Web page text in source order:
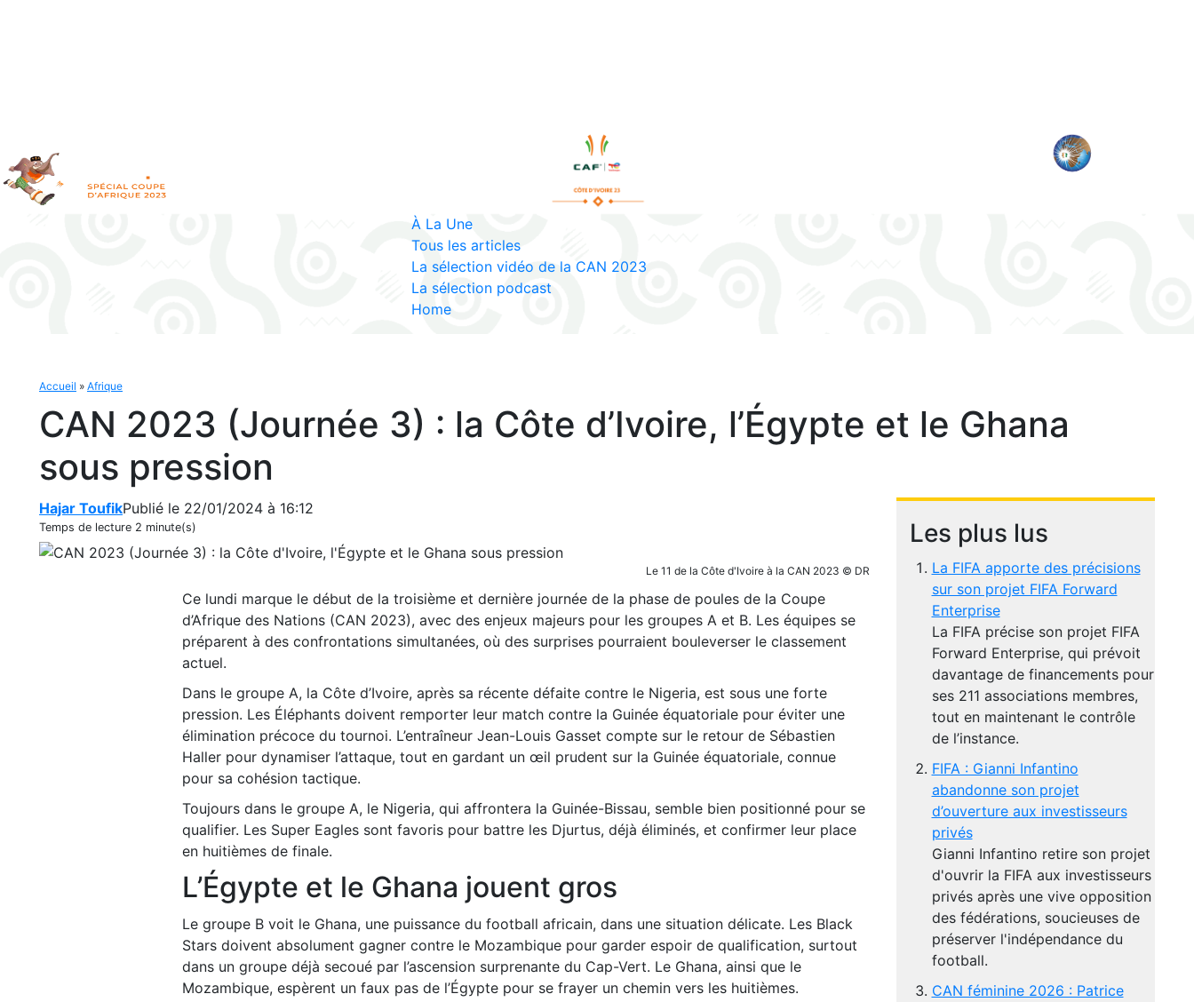
À La Une
Tous les articles
La sélection vidéo de la CAN 2023
La sélection podcast
Home
Accueil » Afrique
CAN 2023 (Journée 3) : la Côte d’Ivoire, l’Égypte et le Ghana
sous pression
Hajar ToufikPublié le 22/01/2024 à 16:12
Temps de lecture 2 minute(s)
Le 11 de la Côte d'Ivoire à la CAN 2023 © DR
Ce lundi marque le début de la troisième et dernière journée de la phase de poules de la Coupe
d’Afrique des Nations (CAN 2023), avec des enjeux majeurs pour les groupes A et B. Les équipes se
préparent à des confrontations simultanées, où des surprises pourraient bouleverser le classement
actuel.
Dans le groupe A, la Côte d’Ivoire, après sa récente défaite contre le Nigeria, est sous une forte
pression. Les Éléphants doivent remporter leur match contre la Guinée équatoriale pour éviter une
élimination précoce du tournoi. L’entraîneur Jean-Louis Gasset compte sur le retour de Sébastien
Haller pour dynamiser l’attaque, tout en gardant un œil prudent sur la Guinée équatoriale, connue
pour sa cohésion tactique.
Toujours dans le groupe A, le Nigeria, qui affrontera la Guinée-Bissau, semble bien positionné pour se
qualifier. Les Super Eagles sont favoris pour battre les Djurtus, déjà éliminés, et confirmer leur place
en huitièmes de finale.
L’Égypte et le Ghana jouent gros
Le groupe B voit le Ghana, une puissance du football africain, dans une situation délicate. Les Black
Stars doivent absolument gagner contre le Mozambique pour garder espoir de qualification, surtout
dans un groupe déjà secoué par l’ascension surprenante du Cap-Vert. Le Ghana, ainsi que le
Mozambique, espèrent un faux pas de l’Égypte pour se frayer un chemin vers les huitièmes.
Les plus lus
La FIFA apporte des précisions
sur son projet FIFA Forward
Enterprise
La FIFA précise son projet FIFA
Forward Enterprise, qui prévoit
davantage de financements pour
ses 211 associations membres,
tout en maintenant le contrôle
de l’instance.
FIFA : Gianni Infantino
abandonne son projet
d’ouverture aux investisseurs
privés
Gianni Infantino retire son projet
d'ouvrir la FIFA aux investisseurs
privés après une vive opposition
des fédérations, soucieuses de
préserver l'indépendance du
football.
CAN féminine 2026 : Patrice